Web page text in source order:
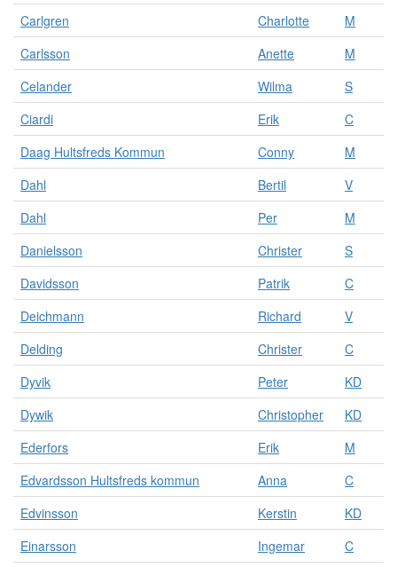
o
e
.
Carlgren Charlotte
M
Carlsson
Anette
M
Celander
Wilma
S
Ciardi
Erik
C
Daag Hultsfreds Kommun
Conny
M
Dahl
Bertil
V
Dahl
Per
M
Danielsson
Christer
S
Davidsson
Patrik
C
Deichmann
Richard
V
Delding
Christer
C
Dyvik
Peter
KD
Dywik
Christopher
KD
Ederfors
Erik
M
Edvardsson Hultsfreds kommun
Anna
C
Edvinsson
Kerstin
KD
Einarsson
Ingemar
C